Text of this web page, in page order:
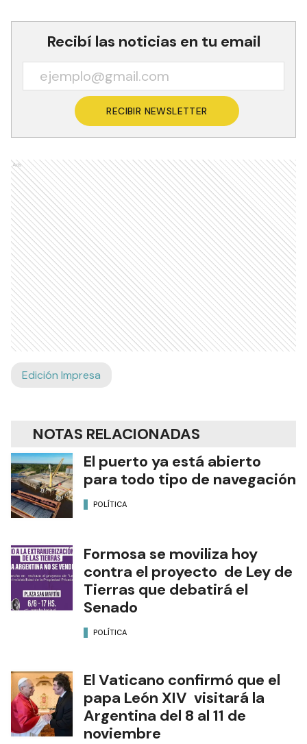
Recibí las noticias en tu email
RECIBIR NEWSLETTER
Ads
Edición Impresa
NOTAS RELACIONADAS
El puerto ya está abierto
para todo tipo de navegación
POLÍTICA
Formosa se moviliza hoy
contra el proyecto de Ley de
Tierras que debatirá el
Senado
POLÍTICA
El Vaticano confirmó que el
papa León XIV visitará la
Argentina del 8 al 11 de
noviembre